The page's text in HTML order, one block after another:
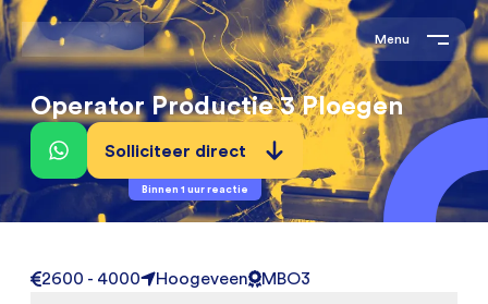
Menu
Operator Productie 3 Ploegen
Solliciteer direct
Binnen 1 uur reactie
2600 - 4000 Hoogeveen MBO3